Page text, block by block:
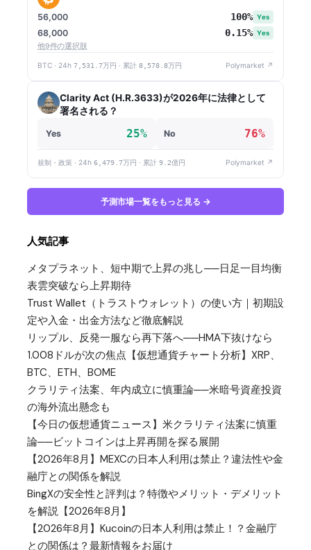
56,000 100% Yes
68,000 0.15% Yes
他9件の選択肢
BTC · 24h 7,531.7万円 · 累計 8,578.8万円 Polymarket ↗
Clarity Act (H.R.3633)が2026年に法律として
署名される？
Yes 25% No 76%
規制・政策 · 24h 6,479.7万円 · 累計 9.2億円 Polymarket ↗
予測市場一覧をもっと見る →
人気記事
メタプラネット、短中期で上昇の兆し──日足一目均衡
表雲突破なら上昇期待
Trust Wallet（トラストウォレット）の使い方｜初期設
定や入金・出金方法など徹底解説
リップル、反発一服なら再下落へ──HMA下抜けなら
1.008ドルが次の焦点【仮想通貨チャート分析】XRP、
BTC、ETH、BOME
クラリティ法案、年内成立に慎重論──米暗号資産投資
の海外流出懸念も
【今日の仮想通貨ニュース】米クラリティ法案に慎重
論──ビットコインは上昇再開を探る展開
【2026年8月】MEXCの日本人利用は禁止？違法性や金
融庁との関係を解説
BingXの安全性と評判は？特徴やメリット・デメリット
を解説【2026年8月】
【2026年8月】Kucoinの日本人利用は禁止！？金融庁
との関係は？最新情報をお届け